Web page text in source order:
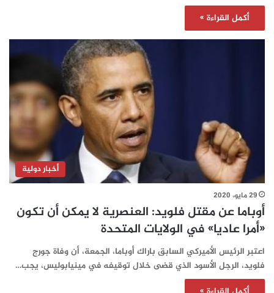
أكمل القراءة »
أخبار دولية
29 مايو، 2020
أوباما عن مقتل فلويد: العنصرية لا يمكن أن تكون
«أمرا عاديا» في الولايات المتحدة
اعتبر الرئيس الأميركي السابق باراك أوباما، الجمعة، أن وفاة جورج
فلويد، الرجل الأسود الذي قضى خلال توقيفه في مينيابوليس، يجب…